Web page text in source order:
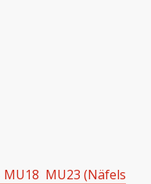
MU23 (Näfels